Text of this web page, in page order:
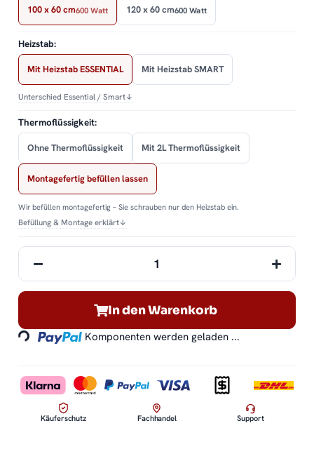
100 x 60 cm600 Watt 120 x 60 cm600 Watt
Heizstab:
Mit Heizstab ESSENTIAL Mit Heizstab SMART
Unterschied Essential / Smart↓
Thermoflüssigkeit:
Ohne Thermoflüssigkeit Mit 2L Thermoflüssigkeit
Montagefertig befüllen lassen
Wir befüllen montagefertig – Sie schrauben nur den Heizstab ein.
Befüllung & Montage erklärt↓
In den Warenkorb
Loading... Komponenten werden geladen ...
Käuferschutz Fachhandel Support